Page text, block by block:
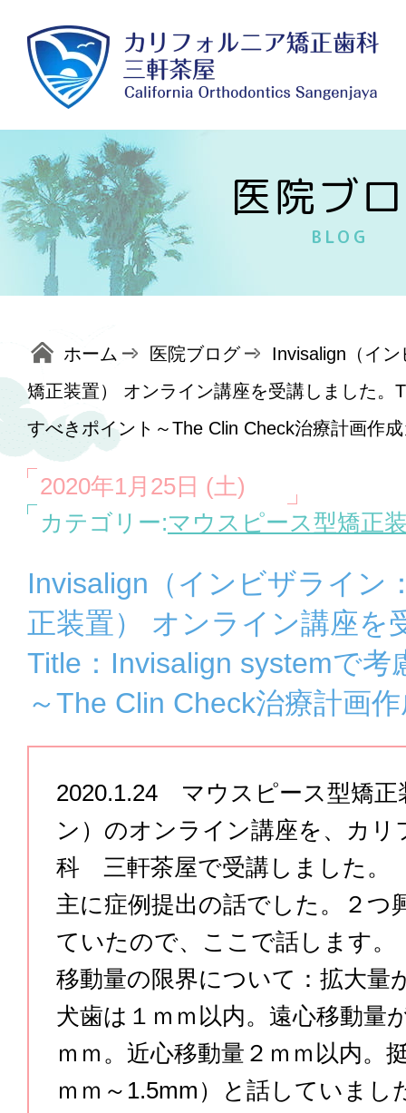
医院ブ
BLOG
ホーム 医院ブログ
Invisalign（イ
矯正装置） オンライン講座を受講しました。
すべきポイント～The Clin Check治療計画作
2020年1月25日 (土)
カテゴリー:マウスピース型矯正
Invisalign（インビザライン
正装置） オンライン講座を
Title：Invisalign systemで
～The Clin Check治療計画
2020.1.24 マウスピース型矯正
ン）のオンライン講座を、カリ
科 三軒茶屋で受講しました。
主に症例提出の話でした。２つ
ていたので、ここで話します。
移動量の限界について：拡大量
犬歯は１ｍｍ以内。遠心移動量
ｍｍ。近心移動量２ｍｍ以内。
ｍｍ～1.5mm）と話していまし